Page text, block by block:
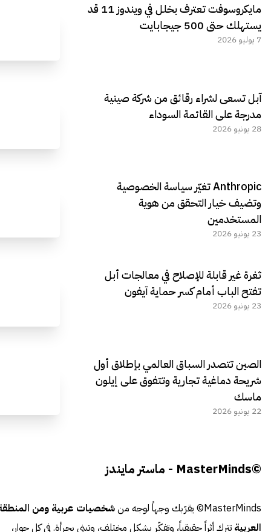
مايكروسوفت تعترف بخلل في ويندوز 11 قد
يستهلك حتى 500 جيجابايت
7 يوليو 2026
آبل تسعى لشراء رقائق من شركة صينية
مدرجة على القائمة السوداء
28 يونيو 2026
Anthropic تغيّر سياسة الخصوصية
وتضيف خيار التحقق من هوية
المستخدمين
23 يونيو 2026
ثغرة غير قابلة للإصلاح في معالجات أبل
تفتح الباب أمام كسر حماية آيفون
23 يونيو 2026
الصين تتصدر السباق العالمي بإطلاق أول
شريحة دماغية تجارية وتتفوق على إيلون
ماسك
22 يونيو 2026
©MasterMinds - ماستر مايندز
MasterMinds© يقرّبك وجهاً لوجه من
شخصيات عربية ومن
العربية تترك أثراً حقيقياً، وتفكّر بشكل مختلف، وتبني بجرأة. في كل حوار،